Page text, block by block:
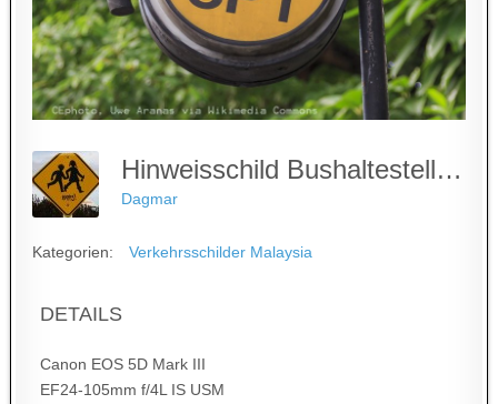
Hinweisschild Bushaltestelle - Malaysia
Dagmar
Kategorien: Verkehrsschilder Malaysia
DETAILS
Canon EOS 5D Mark III
EF24-105mm f/4L IS USM